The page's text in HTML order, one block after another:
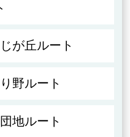
が丘ルート
野ルート
地ルート